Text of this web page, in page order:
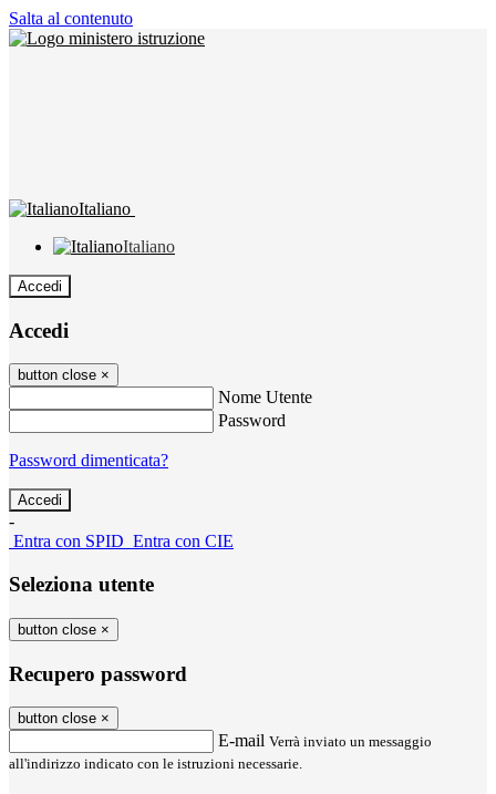
Salta al contenuto
Italiano
Italiano
Accedi
Accedi
button close ×
Nome Utente
Password
Password dimenticata?
-
Entra con SPID Entra con CIE
Seleziona utente
button close ×
Recupero password
button close ×
E-mail Verrà inviato un messaggio
all'indirizzo indicato con le istruzioni necessarie.